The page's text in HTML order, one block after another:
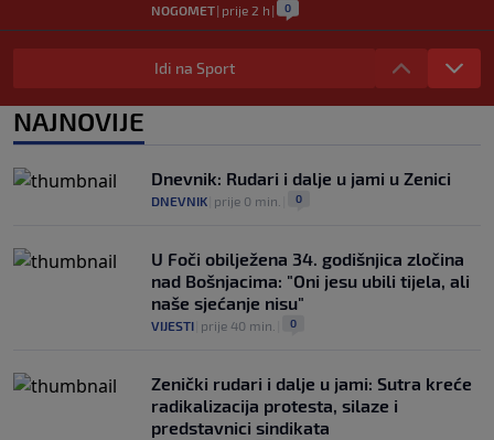
NOGOMET| prije 2 h | 0
Asistencija iz auta kakva se rijetko viđa:
Napravio salto pa savršeno pronašao
0
legendi NBA lige
0
Idi na Sport
NAJNOVIJE
Dnevnik: Rudari i dalje u jami u Zenici
DNEVNIK prije 0 min. 0
U Foči obilježena 34. godišnjica zločina
nad Bošnjacima: "Oni jesu ubili tijela, ali
naše sjećanje nisu"
VIJESTI prije 40 min. 0
Zenički rudari i dalje u jami: Sutra kreće
radikalizacija protesta, silaze i
predstavnici sindikata